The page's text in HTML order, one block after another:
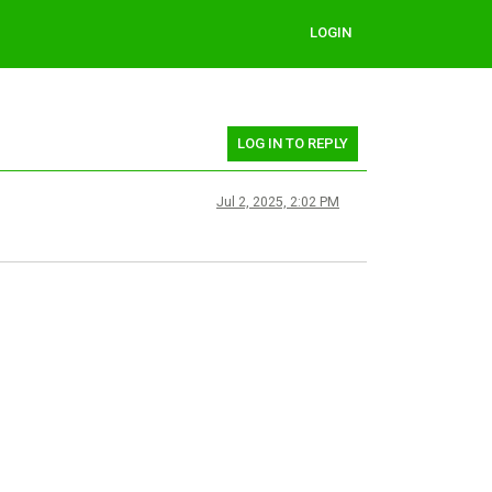
LOGIN
LOG IN TO REPLY
Jul 2, 2025, 2:02 PM